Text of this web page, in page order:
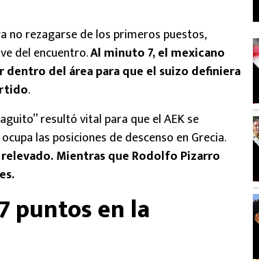
no rezagarse de los primeros puestos,
del encuentro.Al minuto 7, el mexicano
dentro del área para que el suizo definiera
.
resultó vital para que el AEK se
las posiciones de descenso en Grecia.
Mientras que Rodolfo Pizarro
puntos en la